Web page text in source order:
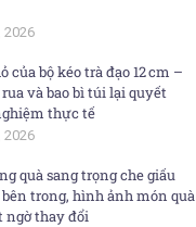
2026
của bộ kéo trà đạo 12 cm –
và bao bì túi lại quyết
thực tế
2026
quà sang trọng che giấu
trong, hình ảnh món quà
ngờ thay đổi